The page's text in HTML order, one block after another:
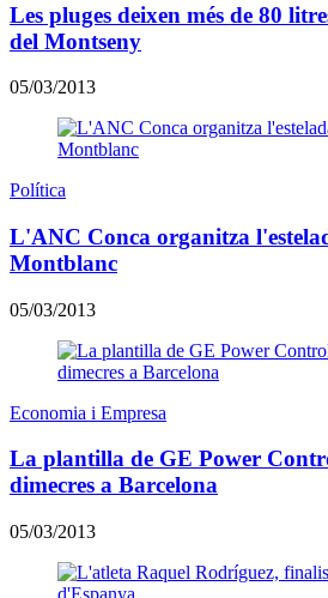
Les pluges deixen més de 80
del Montseny
05/03/2013
Política
L'ANC Conca organitza
Montblanc
05/03/2013
Economia i Empresa
La plantilla de GE Power
dimecres a Barcelona
05/03/2013